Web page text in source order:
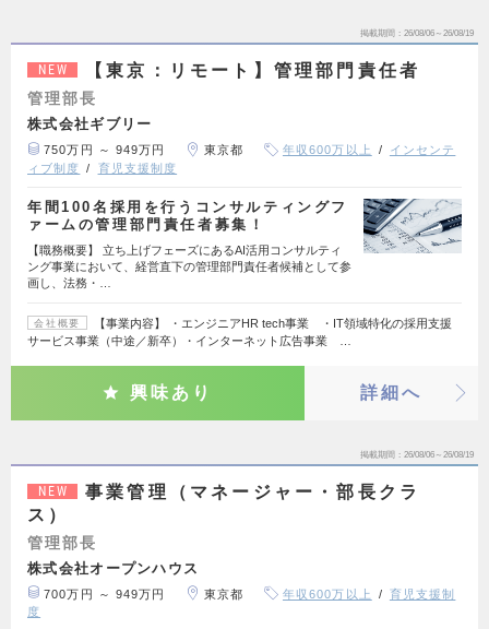
掲載期間 26/08/06～26/08/19
NEW 【東京：リモート】管理部門責任者
管理部長
株式会社ギブリー
750万円 ～ 949万円 東京都 年収600万以上
インセンテ
ィブ制度
育児支援制度
年間100名採用を行うコンサルティングフ
ァームの管理部門責任者募集！
【職務概要】 立ち上げフェーズにあるAI活用コンサルティ
ング事業において、経営直下の管理部門責任者候補として参
画し、法務・…
会社概要
【事業内容】 ・エンジニアHR tech事業 ・IT領域特化の採用支援
サービス事業（中途／新卒）・インターネット広告事業 …
興味あり 詳細へ
掲載期間 26/08/06～26/08/19
NEW
事業管理（マネージャー・部長クラ
ス）
管理部長
株式会社オープンハウス
700万円 ～ 949万円 東京都 年収600万以上
育児支援制
度